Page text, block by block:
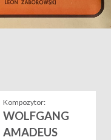
Kompozytor:
WOLFGANG
AMADEUS